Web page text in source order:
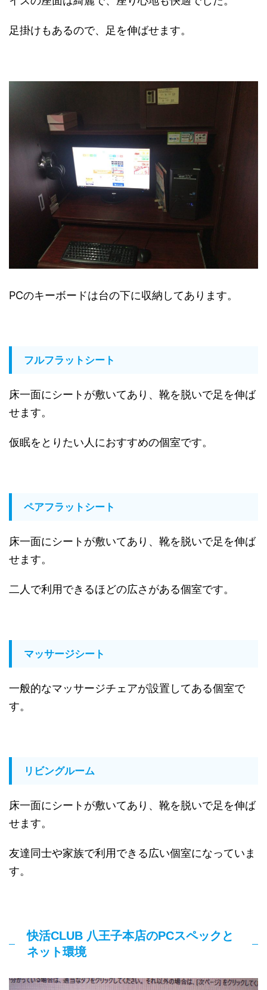
足掛けもあるので、足を伸ばせます。
PCのキーボードは台の下に収納してあります。
フルフラットシート
床一面にシートが敷いてあり、靴を脱いで足を伸ば
せます。
仮眠をとりたい人におすすめの個室です。
ペアフラットシート
床一面にシートが敷いてあり、靴を脱いで足を伸ば
せます。
二人で利用できるほどの広さがある個室です。
マッサージシート
一般的なマッサージチェアが設置してある個室で
す。
リビングルーム
床一面にシートが敷いてあり、靴を脱いで足を伸ば
せます。
友達同士や家族で利用できる広い個室になっていま
す。
快活CLUB 八王子本店のPCスペックと
ネット環境